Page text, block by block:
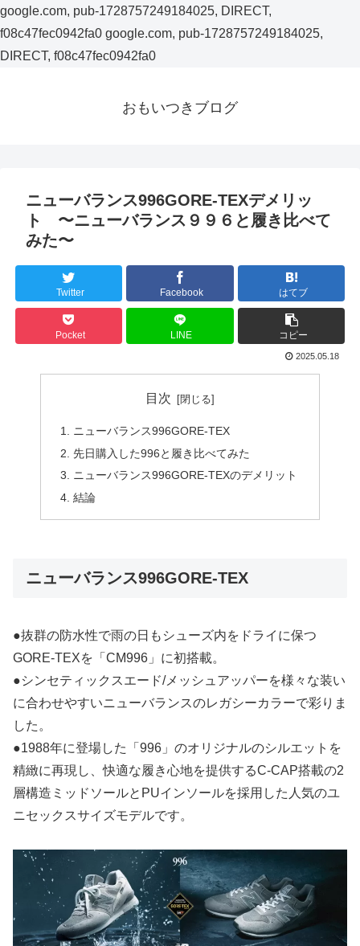
google.com, pub-1728757249184025, DIRECT,
f08c47fec0942fa0 google.com, pub-1728757249184025,
DIRECT, f08c47fec0942fa0
おもいつきブログ
ニューバランス996GORE-TEXデメリッ
ト 〜ニューバランス９９６と履き比べて
みた〜
Twitter Facebook はてブ
Pocket LINE コピー
2025.05.18
目次
ニューバランス996GORE-TEX
先日購入した996と履き比べてみた
ニューバランス996GORE-TEXのデメリット
結論
ニューバランス996GORE-TEX
●抜群の防水性で雨の日もシューズ内をドライに保つ
GORE-TEXを「CM996」に初搭載。
●シンセティックスエード/メッシュアッパーを様々な装い
に合わせやすいニューバランスのレガシーカラーで彩りま
した。
●1988年に登場した「996」のオリジナルのシルエットを
精緻に再現し、快適な履き心地を提供するC-CAP搭載の2
層構造ミッドソールとPUインソールを採用した人気のユ
ニセックスサイズモデルです。